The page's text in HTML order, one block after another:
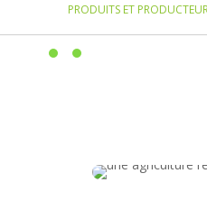
PRODUITS ET